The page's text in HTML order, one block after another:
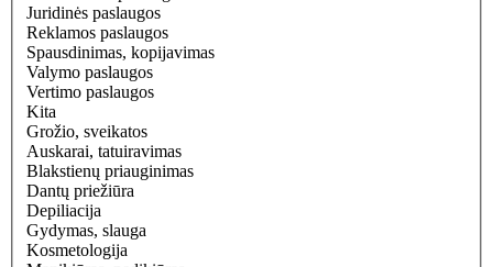
Juridinės paslaugos
Reklamos paslaugos
Spausdinimas, kopijavimas
Valymo paslaugos
Vertimo paslaugos
Kita
Grožio, sveikatos
Auskarai, tatuiravimas
Blakstienų priauginimas
Dantų priežiūra
Depiliacija
Gydymas, slauga
Kosmetologija